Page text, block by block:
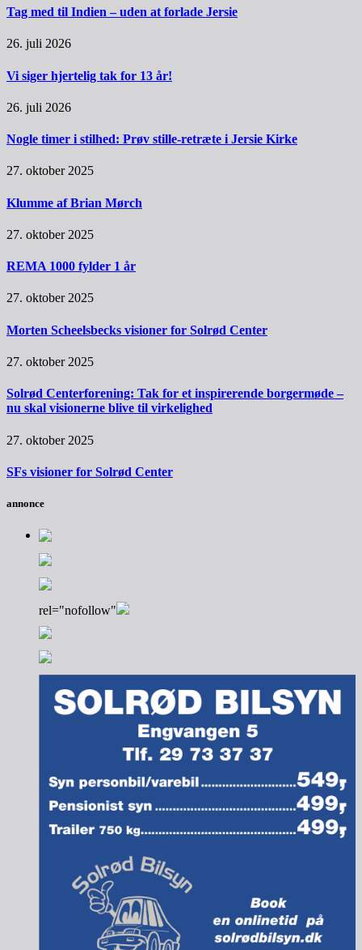
Tag med til Indien – uden at forlade Jersie
26. juli 2026
Vi siger hjertelig tak for 13 år!
26. juli 2026
Nogle timer i stilhed: Prøv stille-retræte i Jersie Kirke
27. oktober 2025
Klumme af Brian Mørch
27. oktober 2025
REMA 1000 fylder 1 år
27. oktober 2025
Morten Scheelsbecks visioner for Solrød Center
27. oktober 2025
Solrød Centerforening: Tak for et inspirerende borgermøde –
nu skal visionerne blive til virkelighed
27. oktober 2025
SFs visioner for Solrød Center
annonce
rel="nofollow"